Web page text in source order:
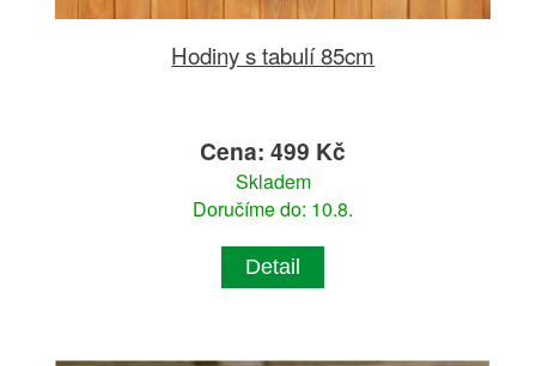
Hodiny s tabulí 85cm
Cena: 499 Kč
Skladem
Doručíme do: 10.8.
Detail